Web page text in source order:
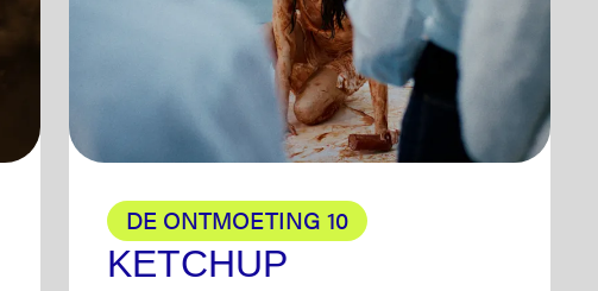
DE ONTMOETING 10
KETCHUP